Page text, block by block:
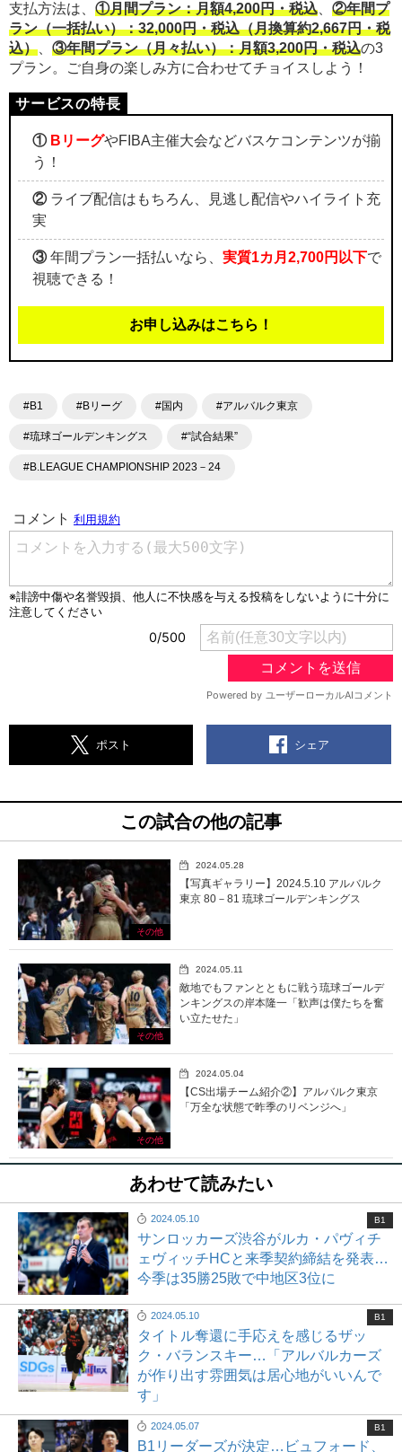
支払方法は、 ①月間プラン：月額4,200円・税込
②年間プ
ラン（一括払い）：32,000円・税込（月換算約2,667円・税
込）
③年間プラン（月々払い）：月額3,200円・税込の3
プラン。ご自身の楽しみ方に合わせてチョイスしよう！
① BリーグやFIBA主催大会などバスケコンテンツが揃
う！
②ライブ配信はもちろん、見逃し配信やハイライト充
実
③年間プラン一括払いなら、 実質1カ月2,700円以下で
視聴できる！
お申し込みはこちら！
#B1 #Bリーグ #国内 #アルバルク東京
#琉球ゴールデンキングス #“試合結果”
#B.LEAGUE CHAMPIONSHIP 2023－24
ポスト シェア
この試合の他の記事
その他
2024.05.28
【写真ギャラリー】2024.5.10 アルバルク
東京 80－81 琉球ゴールデンキングス
その他
2024.05.11
敵地でもファンとともに戦う琉球ゴールデ
ンキングスの岸本隆一「歓声は僕たちを奮
い立たせた」
その他
2024.05.04
【CS出場チーム紹介②】アルバルク東京
「万全な状態で昨季のリベンジへ」
あわせて読みたい
2024.05.10
サンロッカーズ渋谷がルカ・パヴィチ
ェヴィッチHCと来季契約締結を発表…
今季は35勝25敗で中地区3位に
B1
2024.05.10
タイトル奪還に手応えを感じるザッ
ク・バランスキー…「アルバルカーズ
が作り出す雰囲気は居心地がいいんで
す」
B1
2024.05.07
B1リーダーズが決定…ビュフォード、
B1